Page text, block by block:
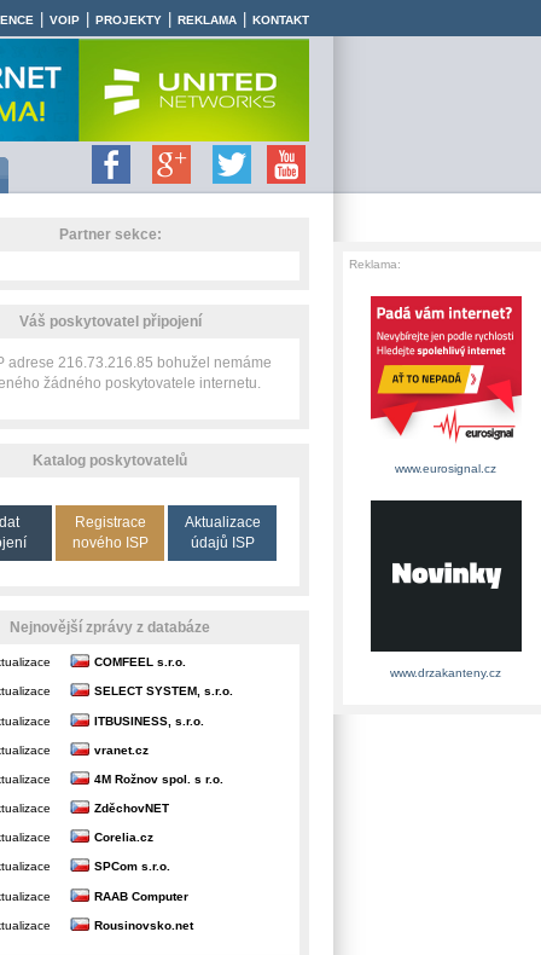
VOIP PROJEKTY REKLAMA KONTAKT
Partner sekce:
Váš poskytovatel připojení
adrese 216.73.216.85 bohužel nemáme
žádného poskytovatele internetu.
Katalog poskytovatelů
Registrace
nového ISP
Aktualizace
údajů ISP
Nejnovější zprávy z databáze
COMFEEL s.r.o.
SELECT SYSTEM, s.r.o.
ITBUSINESS, s.r.o.
vranet.cz
4M Rožnov spol. s r.o.
ZděchovNET
Corelia.cz
SPCom s.r.o.
RAAB Computer
Rousinovsko.net
Reklama:
www.eurosignal.cz
www.drzakanteny.cz